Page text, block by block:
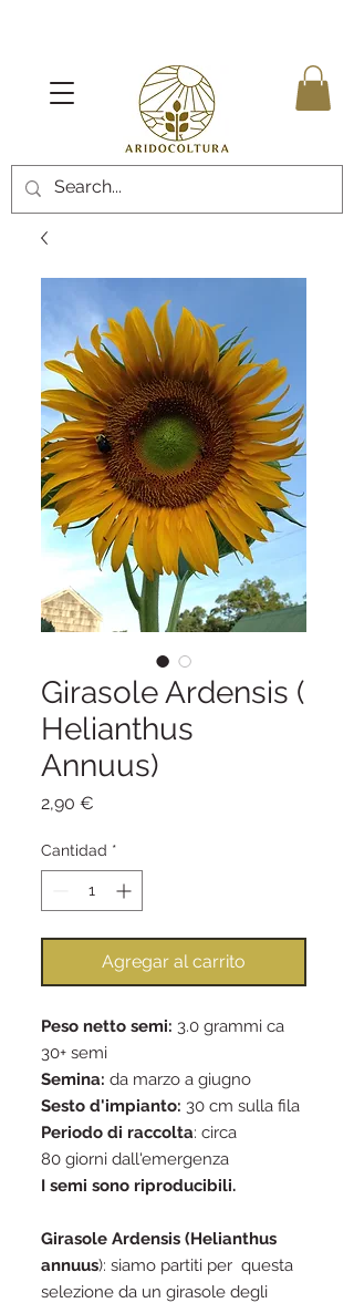
Girasole Ardensis (
Helianthus
Annuus)
2,90 €
Cantidad *
Agregar al carrito
Peso netto semi: 3.0 grammi ca
30+ semi
Semina: da marzo a giugno
Sesto d'impianto: 30 cm sulla fila
Periodo di raccolta: circa
80 giorni dall'emergenza
I semi sono riproducibili.
Girasole Ardensis (Helianthus
annuus): siamo partiti per questa
selezione da un girasole degli